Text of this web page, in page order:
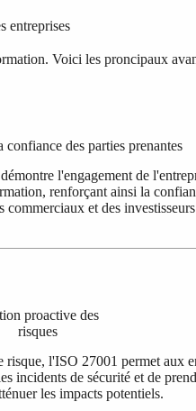
entreprises
Voici les proncipaux
confiance des parties prenantes
l'engagement de
renforçant ainsi la
commerciaux et des
proactive des
risques
risque, l'ISO 27001 permet aux
incidents de sécurité et de
les impacts potentiels.